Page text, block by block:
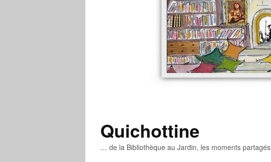
Quichottine
… de la Bibliothèque au Jardin, les moments partagés